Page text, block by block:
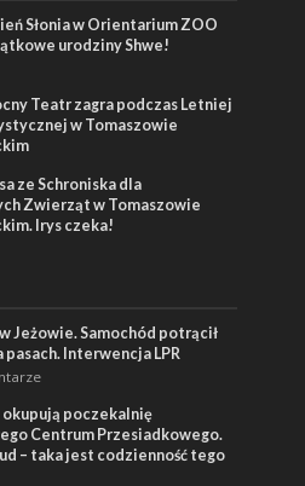
Słonia w Orientarium ZOO
urodziny Shwe!
Teatr zagra podczas Letniej
w Tomaszowie
ze Schroniska dla
Zwierząt w Tomaszowie
Irys czeka!
Jeżowie. Samochód potrącił
Interwencja LPR
okupują poczekalnię
Centrum Przesiadkowego.
– taka jest codzienność tego